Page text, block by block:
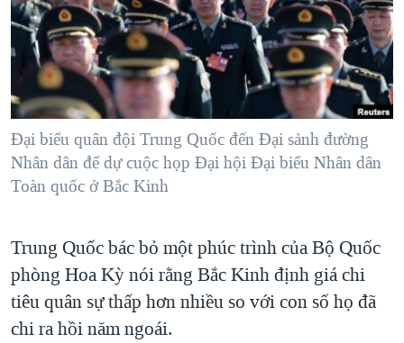
"Tìm"NGƯỜI VIỆT HẢI NGOẠI
ĐỜI SỐNG
KINH TẾ
KHOA HỌC
SỨC KHOẺ
VĂN HOÁ
GIÁO DỤC
TẠI
HÀNH TRÌNH BẦU CỬ 2024
MỘT NĂM CHIẾN TRANH TẠI DẢI GAZA
GIẢI MÃ VÀNH ĐAI & CON ĐƯỜNG
NGÀY TỊ NẠN THẾ GIỚI
TRỊNH VĨNH BÌNH - NGƯỜI HẠ 'BÊN THẮNG CUỘC'
GROUND ZERO – XƯA VÀ NAY
CÁC GIÁ TRỊ CỘNG HÒA Ở VIỆT NAM
THƯỢNG ĐỈNH TRUMP-KIM TẠI VIỆT NAM
TRỊNH VĨNH BÌNH VS. CHÍNH PHỦ VIỆT NAM
VIDEO
NGHE
MẠNG XÃ HỘI
Ngôn ngữ khác
Đại biểu quân đội Trung Quốc đến Đại sảnh đường
Nhân dân để dự cuộc họp Đại hội Đại biểu Nhân dân
Toàn quốc ở Bắc Kinh
Trung Quốc bác bỏ một phúc trình của Bộ Quốc
phòng Hoa Kỳ nói rằng Bắc Kinh định giá chi
tiêu quân sự thấp hơn nhiều so với con số họ đã
chi ra hồi năm ngoái.